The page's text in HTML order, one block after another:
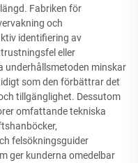
Fabriken för
och
identifiering av
eller
underhållsmetoden minskar
som den förbättrar det
tillgänglighet. Dessutom
omfattande tekniska
felsökningsguider
ger kunderna omedelbar